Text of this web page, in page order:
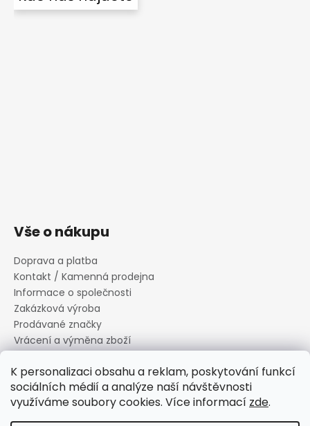
K personalizaci obsahu a reklam, poskytování funkcí
sociálních médií a analýze naší návštěvnosti
využíváme soubory cookies. Více informací zde.
Vše o nákupu
Doprava a platba
Kontakt / Kamenná prodejna
Informace o společnosti
Zakázková výroba
Prodávané značky
Vrácení a výměna zboží
Informace o souborech cookies
Reklamační řád
Obchodní podmínky